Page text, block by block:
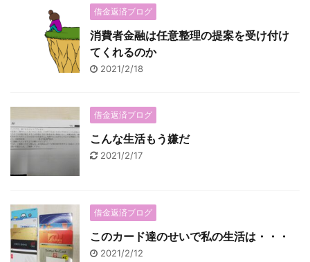
借金返済ブログ
消費者金融は任意整理の提案を受け付け
てくれるのか
2021/2/18
借金返済ブログ
こんな生活もう嫌だ
2021/2/17
借金返済ブログ
このカード達のせいで私の生活は・・・
2021/2/12